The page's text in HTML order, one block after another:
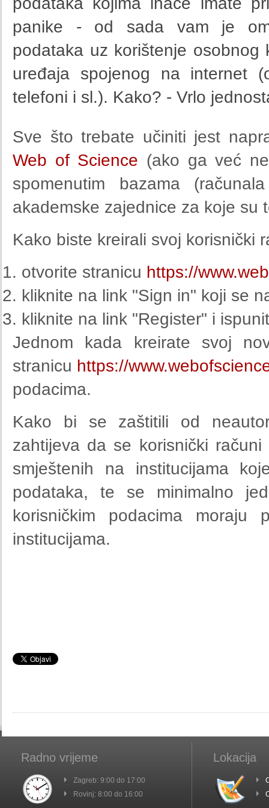
panike - od sada vam je
podataka uz korištenje
uređaja spojenog na internet
telefoni i sl.). Kako? - Vrlo
Sve što trebate učiniti jest
Web of Science (ako ga već
spomenutim bazama
akademske zajednice za koje su
Kako biste kreirali svoj korisnički
otvorite stranicu https://
kliknite na link "Sign in" koji se
kliknite na link "Register" i
Jednom kada kreirate svoj
stranicu https://
podacima.
Kako bi se zaštitili od
zahtijeva da se korisnički
smještenih na institucijama
podataka, te se minimalno
korisničkim podacima
institucijama.
Radno vrijeme
Zagreb: 9:00 do 17:00
Rovinj: 8:00 do 16:00
Lokacija